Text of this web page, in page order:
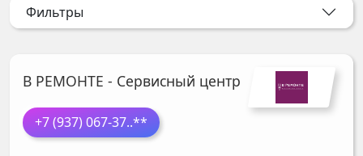
Фильтры
В РЕМОНТЕ - Сервисный центр
+7 (937) 067-37..**